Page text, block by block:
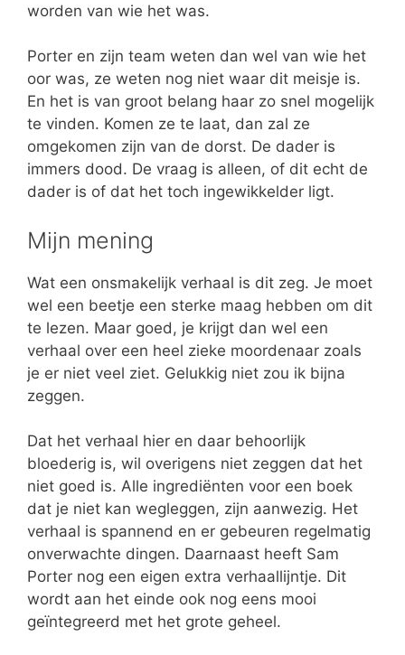
worden van wie het was.
Porter en zijn team weten dan wel van wie het
oor was, ze weten nog niet waar dit meisje is.
En het is van groot belang haar zo snel mogelijk
te vinden. Komen ze te laat, dan zal ze
omgekomen zijn van de dorst. De dader is
immers dood. De vraag is alleen, of dit echt de
dader is of dat het toch ingewikkelder ligt.
Mijn mening
Wat een onsmakelijk verhaal is dit zeg. Je moet
wel een beetje een sterke maag hebben om dit
te lezen. Maar goed, je krijgt dan wel een
verhaal over een heel zieke moordenaar zoals
je er niet veel ziet. Gelukkig niet zou ik bijna
zeggen.
Dat het verhaal hier en daar behoorlijk
bloederig is, wil overigens niet zeggen dat het
niet goed is. Alle ingrediënten voor een boek
dat je niet kan wegleggen, zijn aanwezig. Het
verhaal is spannend en er gebeuren regelmatig
onverwachte dingen. Daarnaast heeft Sam
Porter nog een eigen extra verhaallijntje. Dit
wordt aan het einde ook nog eens mooi
geïntegreerd met het grote geheel.